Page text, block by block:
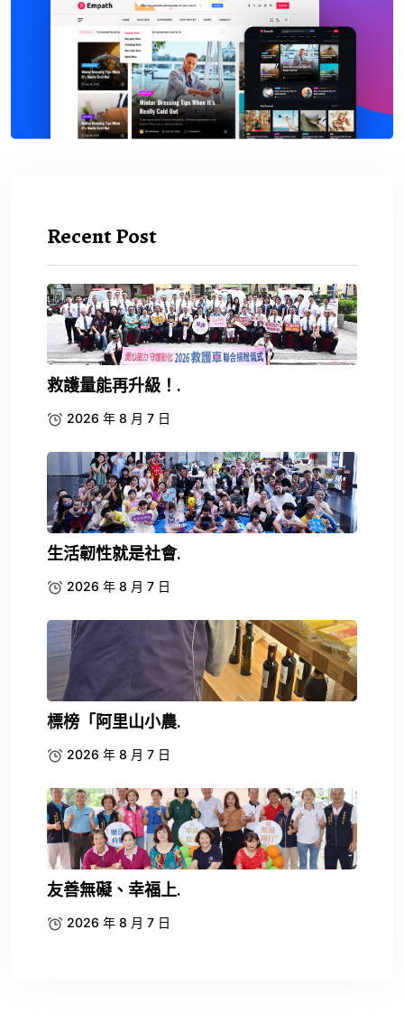
Recent Post
救護量能再升級！.
2026 年 8 月 7 日
生活韌性就是社會.
2026 年 8 月 7 日
標榜「阿里山小農.
2026 年 8 月 7 日
友善無礙、幸福上.
2026 年 8 月 7 日